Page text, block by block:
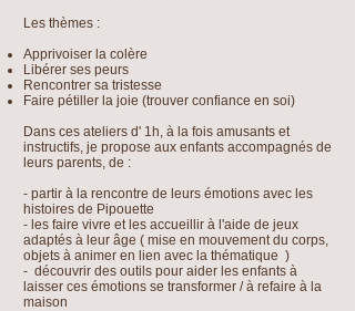
Les thèmes :
Apprivoiser la colère
Libérer ses peurs
Rencontrer sa tristesse
Faire pétiller la joie (trouver confiance en soi)
Dans ces ateliers d' 1h, à la fois amusants et
instructifs, je propose aux enfants accompagnés de
leurs parents, de :
- partir à la rencontre de leurs émotions avec les
histoires de Pipouette
- les faire vivre et les accueillir à l'aide de jeux
adaptés à leur âge ( mise en mouvement du corps,
objets à animer en lien avec la thématique )
- découvrir des outils pour aider les enfants à
laisser ces émotions se transformer / à refaire à la
maison